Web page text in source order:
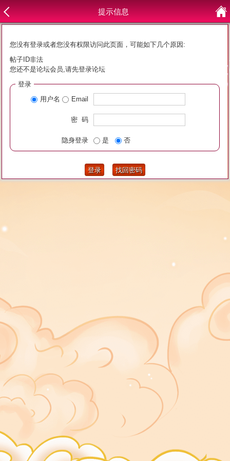
提示信息
您没有登录或者您没有权限访问此页面，可能如下几个原因:
帖子ID非法
您还不是论坛会员,请先登录论坛
登录
用户名
Email
密 码
隐身登录 是 否